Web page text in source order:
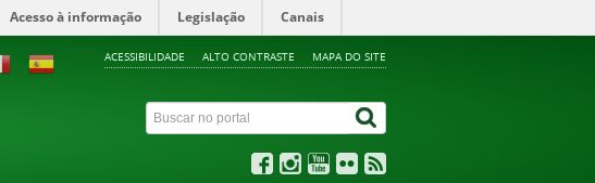
Acesso à informação Legislação Canais
ACESSIBILIDADE ALTO CONTRASTE MAPA DO SITE